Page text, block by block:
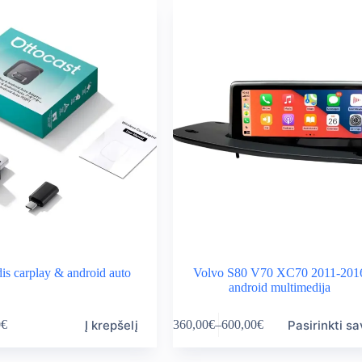
carplay & android auto
€ Į krepšelį
Volvo S80 V70 XC70 2011-
android multimedija
360,00€–600,00€
Price
Pasirinkti
product